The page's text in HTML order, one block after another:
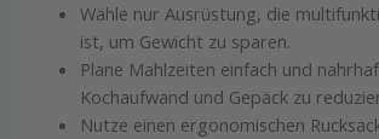
Wähle nur Ausrüstung, die
ist, um Gewicht zu sparen.
Plane Mahlzeiten einfach und
Kochaufwand und Gepäck zu
Nutze einen ergonomischen